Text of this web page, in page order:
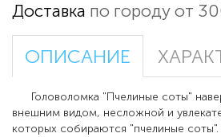
Доставка по городу от
ОПИСАНИЕ
Головоломка "Пчелиные соты"
внешним видом, несложной и
которых собираются "пчелиные